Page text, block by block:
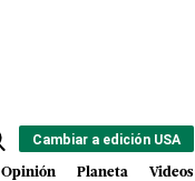
Cambiar a edición USA
Opinión Planeta Videos